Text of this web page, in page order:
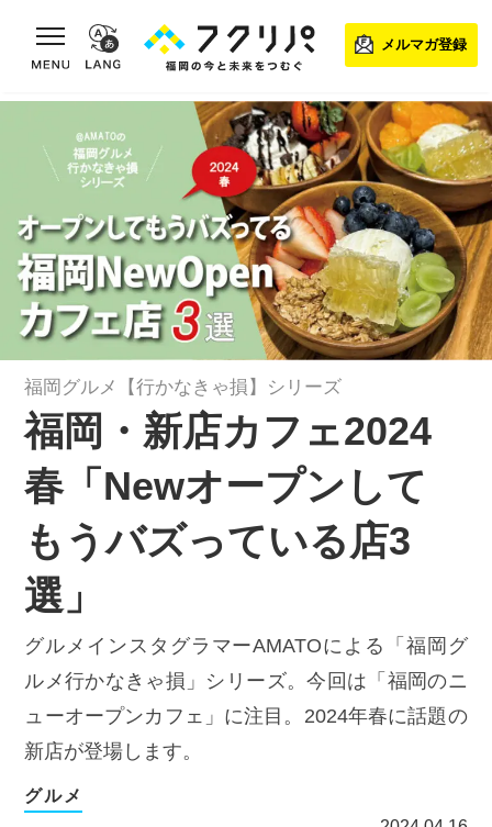
toggle navigation
メルマガ登録
福岡グルメ【行かなきゃ損】シリーズ
福岡・新店カフェ2024
春「Newオープンして
もうバズっている店3
選」
グルメインスタグラマーAMATOによる「福岡グ
ルメ行かなきゃ損」シリーズ。今回は「福岡のニ
ューオープンカフェ」に注目。2024年春に話題の
新店が登場します。
グルメ